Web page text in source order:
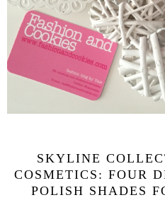
SKYLINE
COSMETICS: FOUR
POLISH SHADES